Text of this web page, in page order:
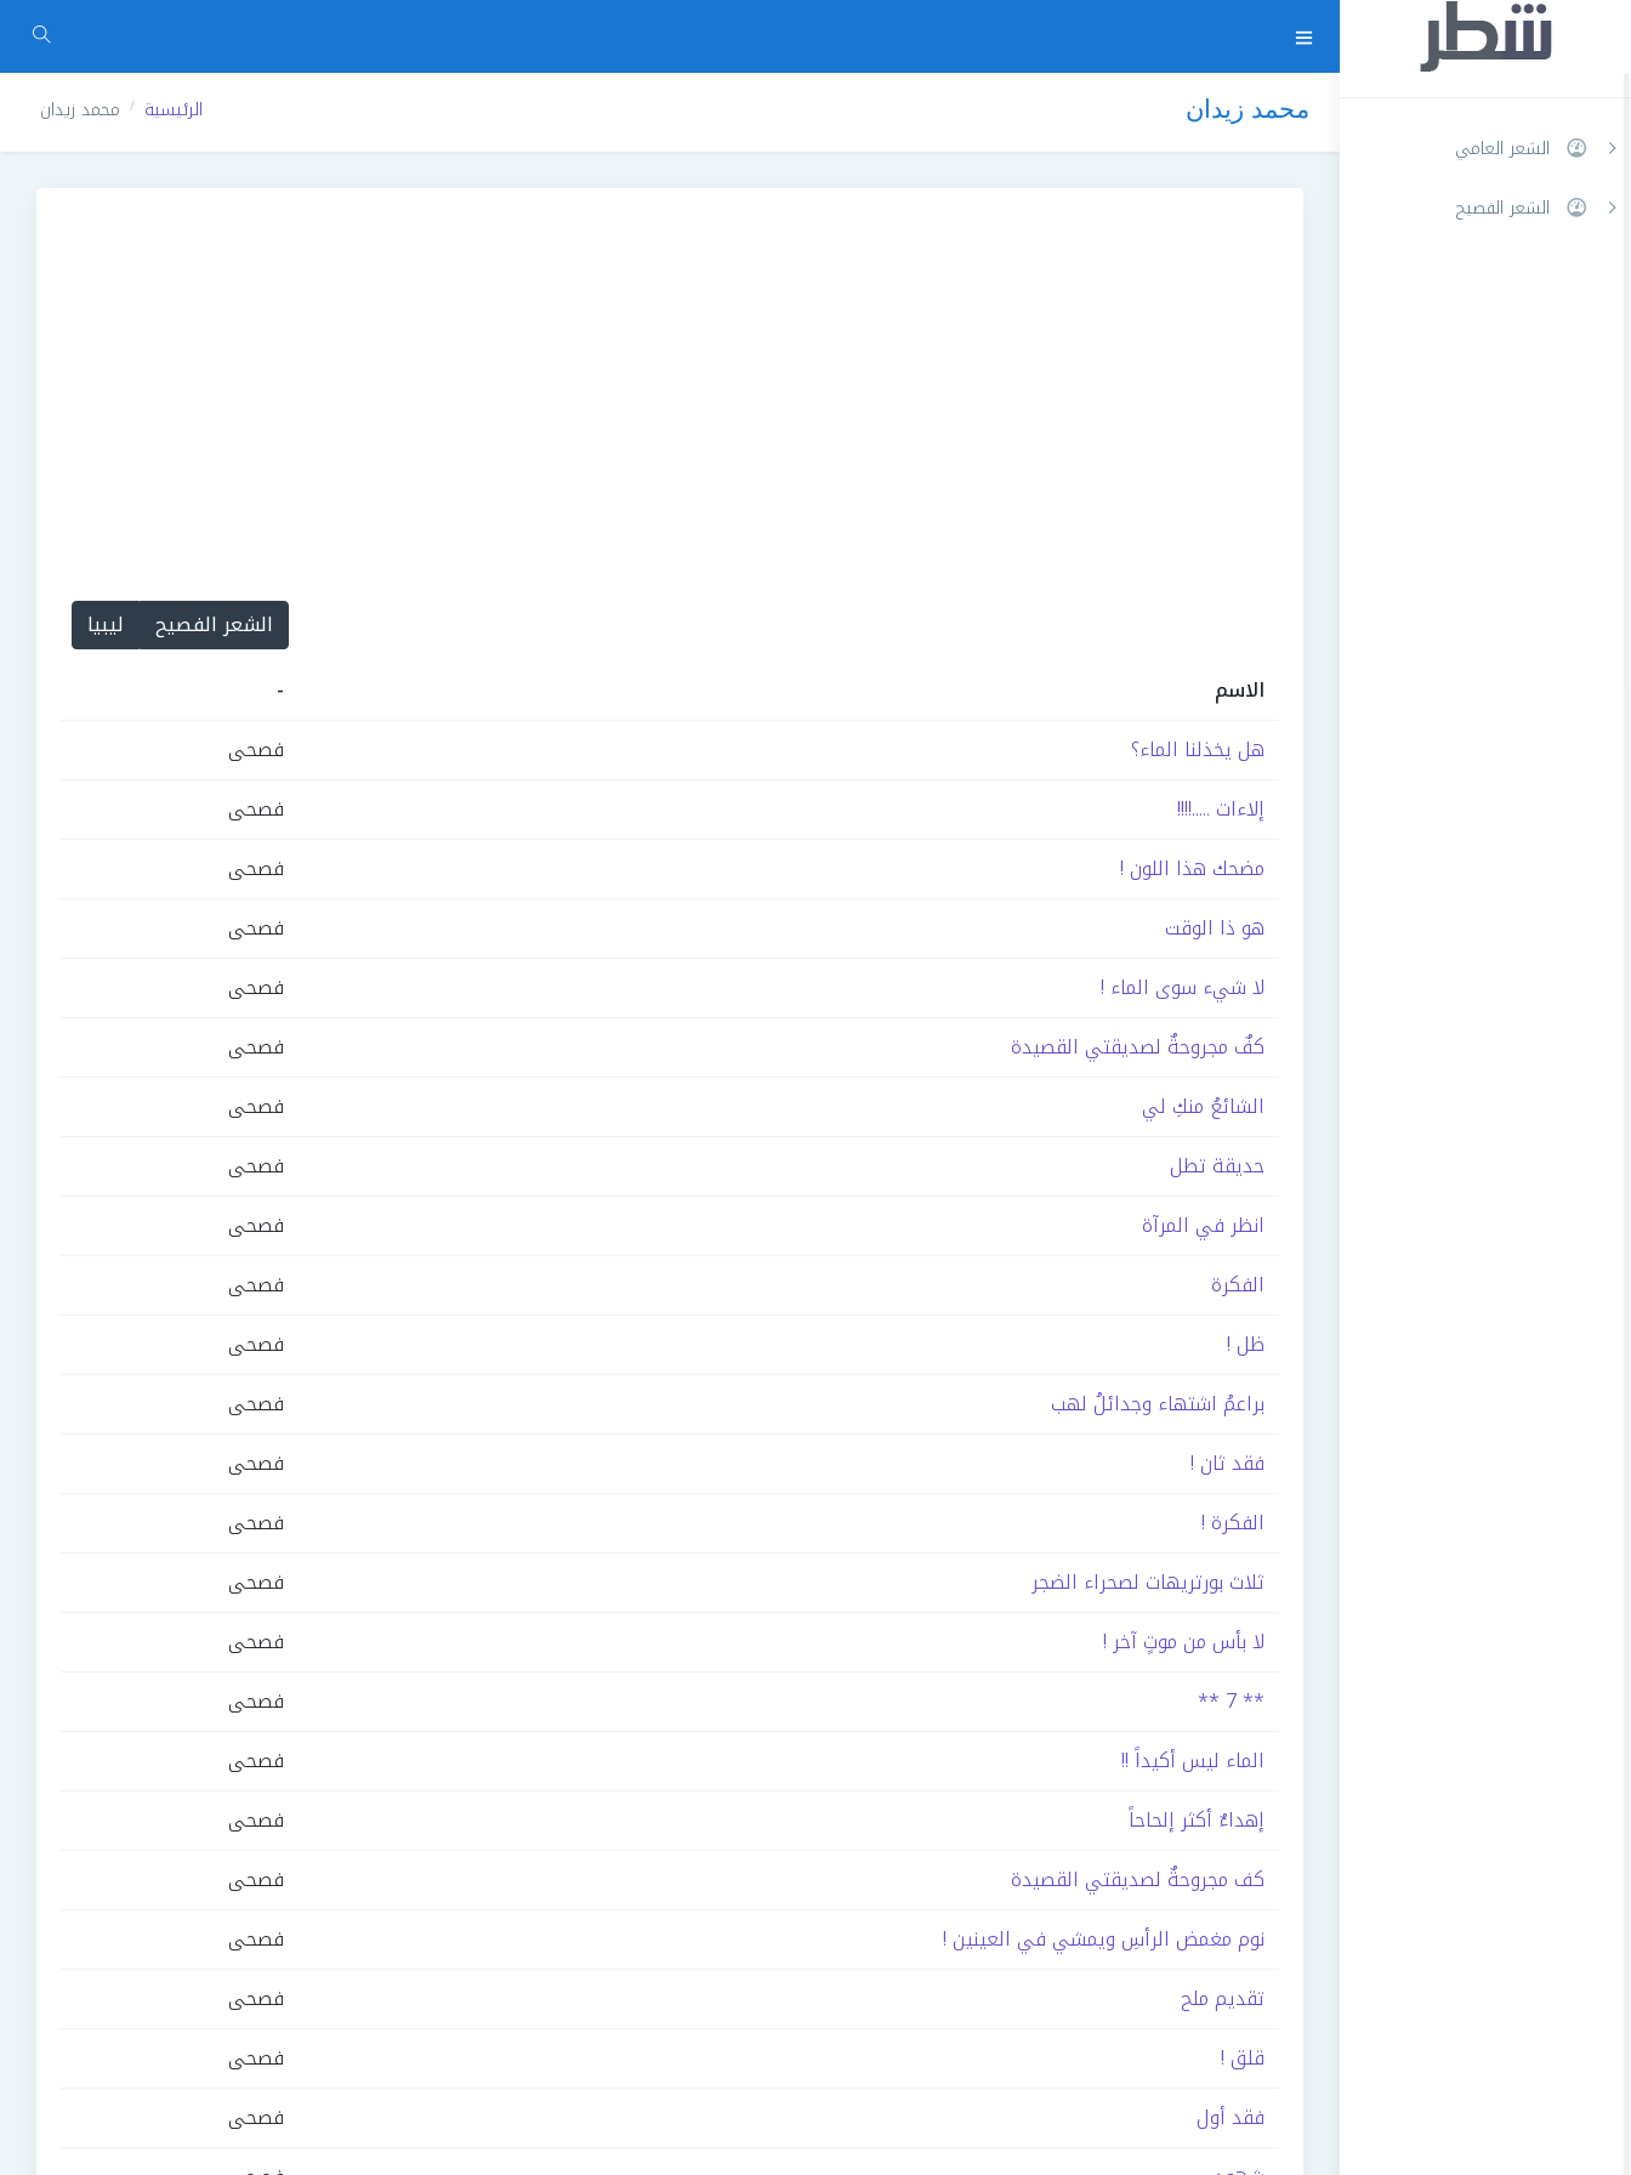
الشعر العامي
الشعر الفصيح
محمد زيدان الرئيسية محمد زيدان
الشعر الفصيح
ليبيا
الاسم
-
هل يخذلنا الماء؟
فصحى
إلاءات .....!!!!
فصحى
مضحك هذا اللون !
فصحى
هو ذا الوقت
فصحى
لا شيء سوى الماء !
فصحى
كفٌ مجروحةٌ لصديقتي القصيدة
فصحى
الشائعُ منكِ لي
فصحى
حديقة تطل
فصحى
انظر في المرآة
فصحى
الفكرة
فصحى
ظل !
فصحى
براعمُ اشتهاء وجدائلُ لهب
فصحى
فقد ثان !
فصحى
الفكرة !
فصحى
ثلاث بورتريهات لصحراء الضجر
فصحى
لا بأس من موتٍ آخر !
فصحى
** 7 **
فصحى
الماء ليس أكيداً !!
فصحى
إهداءٌ أكثر إلحاحاً
فصحى
كف مجروحةٌ لصديقتي القصيدة
فصحى
نوم مغمض الرأسِ ويمشي في العينين !
فصحى
تقديم ملح
فصحى
قلق !
فصحى
فقد أول
فصحى